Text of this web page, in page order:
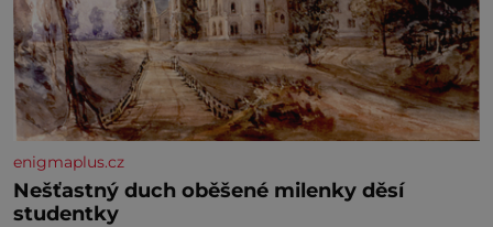
enigmaplus.cz
Nešťastný duch oběšené milenky děsí
studentky